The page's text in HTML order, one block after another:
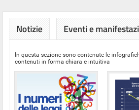
Notizie Eventi e
In questa sezione sono contenute le
contenuti in forma chiara e intuitiva